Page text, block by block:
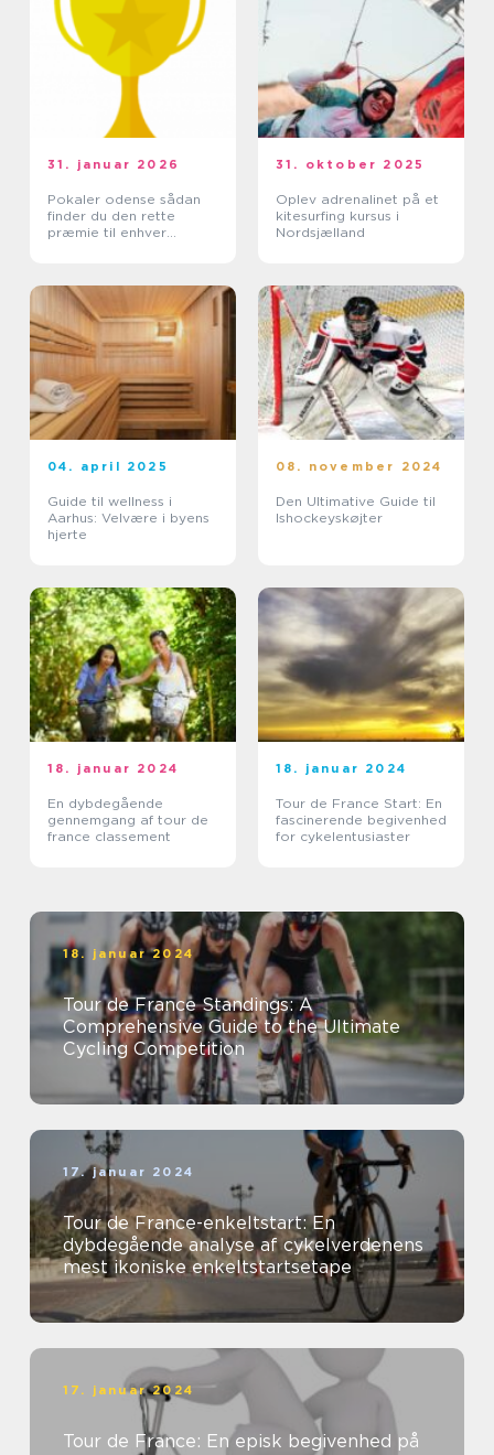
31. januar 2026
Pokaler odense sådan
finder du den rette
præmie til enhver
31. oktober 2025
Oplev adrenalinet på et
kitesurfing kursus i
Nordsjælland
04. april 2025
Guide til wellness i
Aarhus: Velvære i byens
hjerte
08. november 2024
Den Ultimative Guide til
Ishockeyskøjter
18. januar 2024
En dybdegående
gennemgang af tour de
france classement
18. januar 2024
Tour de France Start: En
fascinerende begivenhed
for cykelentusiaster
18. januar 2024
Tour de France Standings: A
Comprehensive Guide to the Ultimate
Cycling Competition
17. januar 2024
Tour de France-enkeltstart: En
dybdegående analyse af cykelverdenens
mest ikoniske enkeltstartsetape
17. januar 2024
Tour de France: En episk begivenhed på